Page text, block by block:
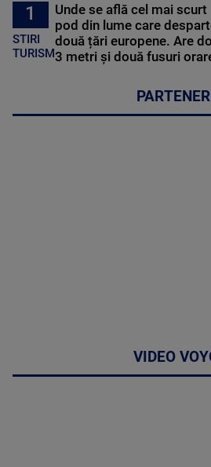
1
STIRI
TURISM
Unde se află cel mai scurt
pod din lume care
două țări europene. Are
3 metri și două fusuri
PARTENERI
VIDEO